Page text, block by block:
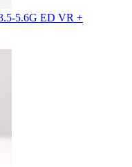
5.6G ED VR +